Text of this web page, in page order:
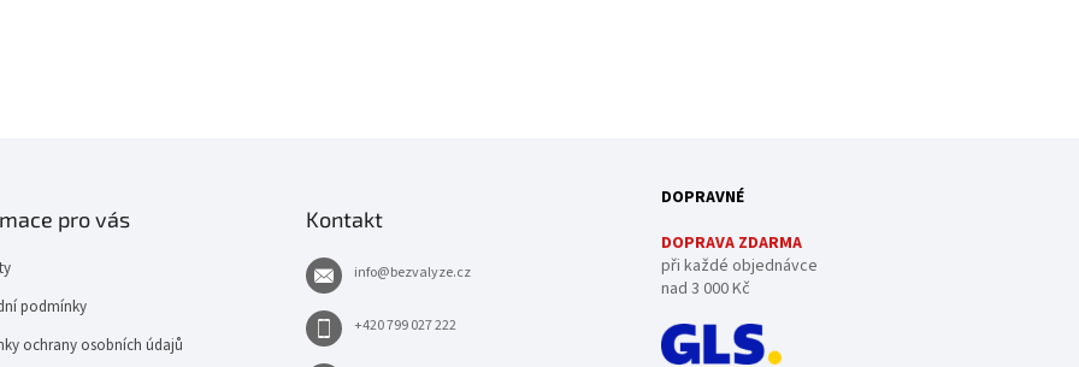
pro vás
podmínky
ochrany osobních údajů
Kontakt
info@bezvalyze.cz
+420 799 027 222
DOPRAVNÉ
DOPRAVA ZDARMA
při každé objednávce
nad 3 000 Kč